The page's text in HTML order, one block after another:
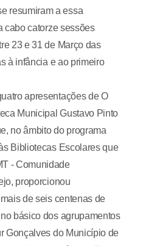
resumiram a essa
cabo catorze sessões
23 e 31 de Março das
à infância e ao primeiro
apresentações de O
Municipal Gustavo Pinto
no âmbito do programa
Bibliotecas Escolares que
- Comunidade
proporcionou
de seis centenas de
básico dos agrupamentos
Gonçalves do Município de